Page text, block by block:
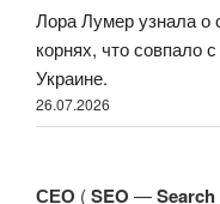
Лора Лумер узнала о
корнях, что совпало
Украине.
26.07.2026
СЕО (SEO —